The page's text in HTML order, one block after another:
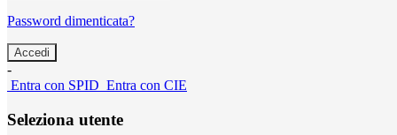
Password dimenticata?
-
Entra con SPID Entra con CIE
Seleziona utente